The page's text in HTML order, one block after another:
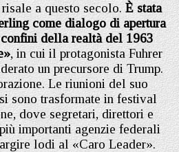
a questo secolo.È stata
come dialogo di apertura
della realtà del 1963
, in cui il protagonista Fuhrer
un precursore di Trump.
Le riunioni del suo
sono trasformate in festival
dove segretari, direttori e
importanti agenzie federali
lodi al «Caro Leader».